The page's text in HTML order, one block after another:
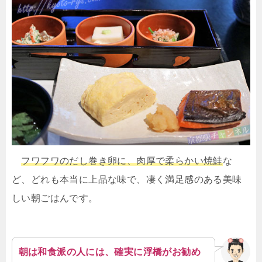
フワフワのだし巻き卵に、肉厚で柔らかい焼鮭な
ど、どれも本当に上品な味で、凄く満足感のある美味
しい朝ごはんです。
朝は和食派の人には、確実に浮橋がお勧め